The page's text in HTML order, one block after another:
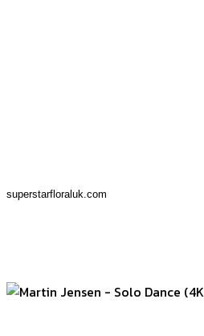
superstarfloraluk.com